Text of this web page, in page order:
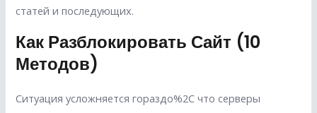
статей и последующих.
Как Разблокировать Сайт (10
Методов)
Ситуация усложняется гораздо%2C что серверы